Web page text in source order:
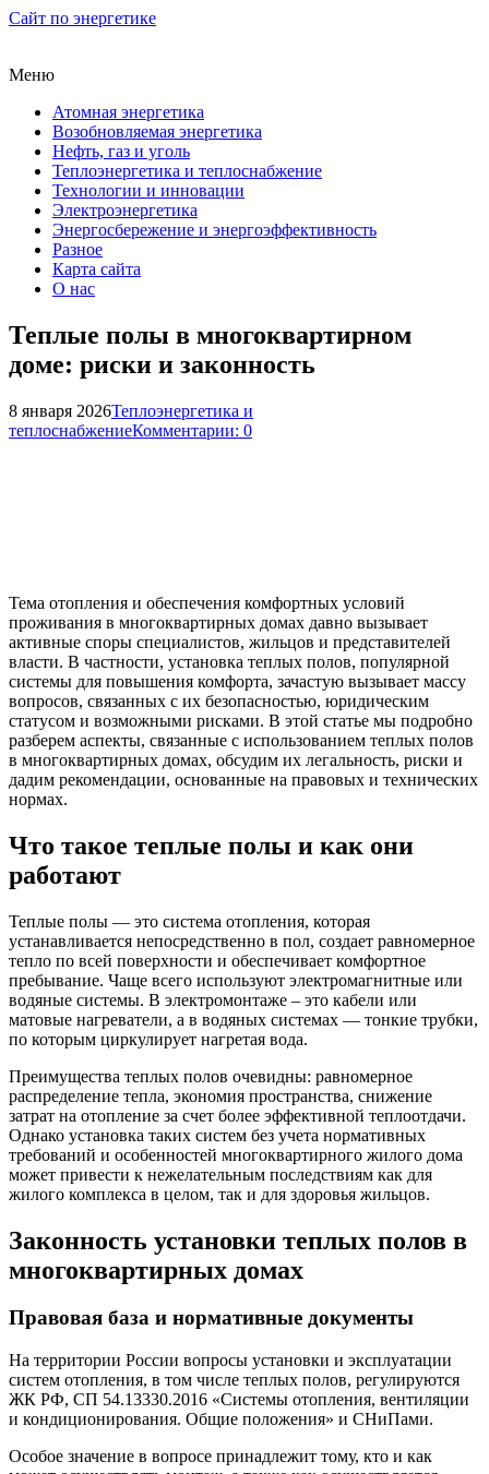
Сайт по энергетике
Меню
Атомная энергетика
Возобновляемая энергетика
Нефть, газ и уголь
Теплоэнергетика и теплоснабжение
Технологии и инновации
Электроэнергетика
Энергосбережение и энергоэффективность
Разное
Карта сайта
О нас
Теплые полы в многоквартирном
доме: риски и законность
8 января 2026Теплоэнергетика и
теплоснабжениеКомментарии: 0
Тема отопления и обеспечения комфортных условий
проживания в многоквартирных домах давно вызывает
активные споры специалистов, жильцов и представителей
власти. В частности, установка теплых полов, популярной
системы для повышения комфорта, зачастую вызывает массу
вопросов, связанных с их безопасностью, юридическим
статусом и возможными рисками. В этой статье мы подробно
разберем аспекты, связанные с использованием теплых полов
в многоквартирных домах, обсудим их легальность, риски и
дадим рекомендации, основанные на правовых и технических
нормах.
Что такое теплые полы и как они
работают
Теплые полы — это система отопления, которая
устанавливается непосредственно в пол, создает равномерное
тепло по всей поверхности и обеспечивает комфортное
пребывание. Чаще всего используют электромагнитные или
водяные системы. В электромонтаже – это кабели или
матовые нагреватели, а в водяных системах — тонкие трубки,
по которым циркулирует нагретая вода.
Преимущества теплых полов очевидны: равномерное
распределение тепла, экономия пространства, снижение
затрат на отопление за счет более эффективной теплоотдачи.
Однако установка таких систем без учета нормативных
требований и особенностей многоквартирного жилого дома
может привести к нежелательным последствиям как для
жилого комплекса в целом, так и для здоровья жильцов.
Законность установки теплых полов в
многоквартирных домах
Правовая база и нормативные документы
На территории России вопросы установки и эксплуатации
систем отопления, в том числе теплых полов, регулируются
ЖК РФ, СП 54.13330.2016 «Системы отопления, вентиляции
и кондиционирования. Общие положения» и СНиПами.
Особое значение в вопросе принадлежит тому, кто и как